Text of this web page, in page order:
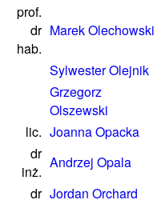
prof.
dr
hab.
Marek Olechowski
Sylwester Olejnik
Grzegorz
Olszewski
lic. Joanna Opacka
dr
inż.
Andrzej Opala
dr Jordan Orchard